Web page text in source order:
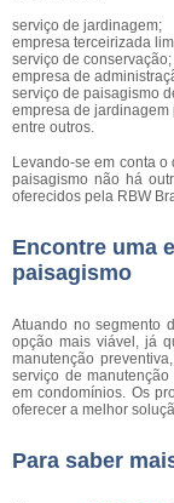
serviço de jardinagem;
empresa terceirizada
serviço de conservação;
empresa de
serviço de paisagismo
empresa de
entre outros.
Levando-se em conta
paisagismo não há
oferecidos pela RBW
Encontre uma
paisagismo
Atuando no segmento
opção mais viável, já
manutenção
serviço de
em condomínios. Os
oferecer a melhor
Para saber